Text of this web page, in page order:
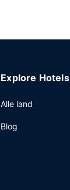
Explore Hotels
Alle land
Blog